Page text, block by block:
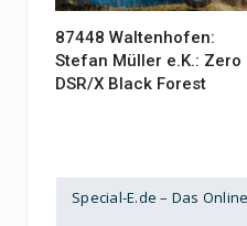
87448 Waltenhofen:
Stefan Müller e.K.: Zero
DSR/X Black Forest
Special-E.de – Das